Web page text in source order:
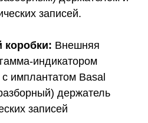
записей.
коробки: Внешняя
индикатором
имплантатом Basal
держатель
записей